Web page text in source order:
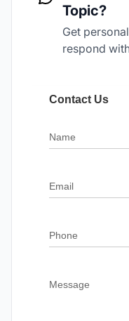
Topic?
Get
respond